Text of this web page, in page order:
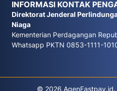
INFORMASI KONTAK
Direktorat Jenderal
Niaga
Kementerian Perdagangan
Whatsapp PKTN 0853-1111-
© 2026 AgenFastpay.id.